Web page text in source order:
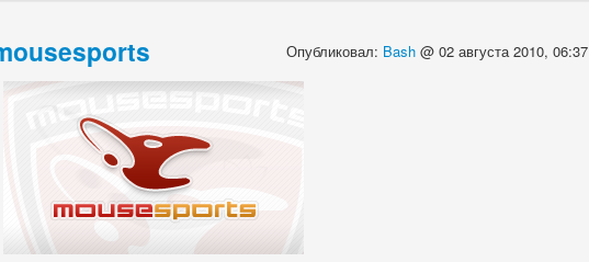
Опубликовал: Bash @ 02 августа 2010, 06:37